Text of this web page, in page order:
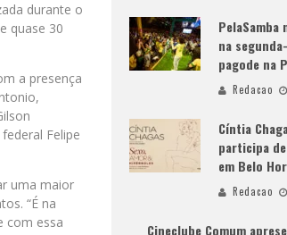
durante o
quase 30
a presença
Felipe
uma maior
“É na
com essa
PelaSamba
na
pagode na
Redacao
Cíntia
participa
em Belo
Redacao
Cineclube Comum